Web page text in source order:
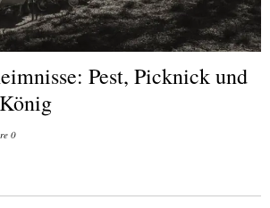
Pest, Picknick und
0